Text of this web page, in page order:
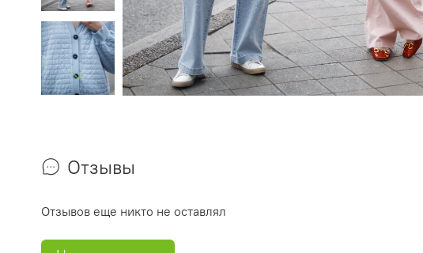
Отзывы
Отзывов еще никто не оставлял